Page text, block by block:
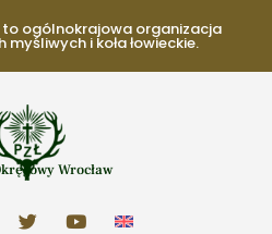
to ogólnokrajowa organizacja
i koła łowieckie.
Wrocław